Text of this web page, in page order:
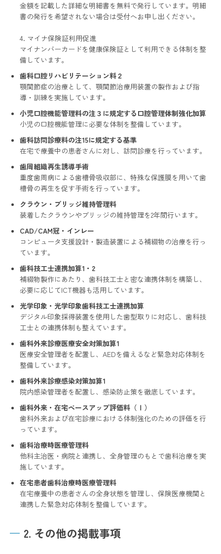
金額を記載した詳細な明細書を無料で発行しています。明細
書の発行を希望されない場合は受付へお申し出ください。
4. マイナ保険証利用促進
マイナンバーカードを健康保険証として利用できる体制を整
備しています。
歯科口腔リハビリテーション料２
顎関節症の治療として、顎関節治療用装置の製作および指
導・訓練を実施しています。
小児口腔機能管理料の注３に規定する口腔管理体制強化加算
小児の口腔機能管理に必要な体制を整備しています。
歯科訪問診療料の注15に規定する基準
在宅で療養中の患者さんに対し、訪問診療を行っています。
歯周組織再生誘導手術
重度歯周病による歯槽骨吸収部に、特殊な保護膜を用いて歯
槽骨の再生を促す手術を行っています。
クラウン・ブリッジ維持管理料
装着したクラウンやブリッジの維持管理を2年間行います。
CAD/CAM冠・インレー
コンピュータ支援設計・製造装置による補綴物の治療を行っ
ています。
歯科技工士連携加算1・2
補綴物製作にあたり、歯科技工士と密な連携体制を構築し、
必要に応じてICT機器も活用しています。
光学印象・光学印象歯科技工士連携加算
デジタル印象採得装置を使用した歯型取りに対応し、歯科技
工士との連携体制も整えています。
歯科外来診療医療安全対策加算1
医療安全管理者を配置し、AEDを備えるなど緊急対応体制を
整備しています。
歯科外来診療感染対策加算1
院内感染管理者を配置し、感染防止策を徹底しています。
歯科外来・在宅ベースアップ評価料（Ⅰ）
歯科外来および在宅診療における体制強化のための評価を行
っています。
歯科治療時医療管理料
他科主治医・病院と連携し、全身管理のもとで歯科治療を実
施しています。
在宅患者歯科治療時医療管理料
在宅療養中の患者さんの全身状態を管理し、保険医療機関と
連携した緊急対応体制を整備しています。
2. その他の掲載事項